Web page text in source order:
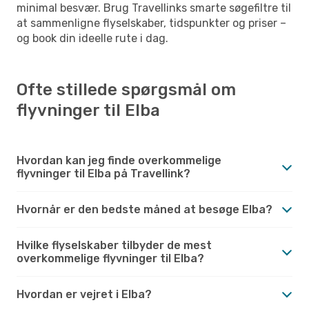
minimal besvær. Brug Travellinks smarte søgefiltre til
at sammenligne flyselskaber, tidspunkter og priser –
og book din ideelle rute i dag.
Ofte stillede spørgsmål om
flyvninger til Elba
Hvordan kan jeg finde overkommelige
flyvninger til Elba på Travellink?
Hvornår er den bedste måned at besøge Elba?
Hvilke flyselskaber tilbyder de mest
overkommelige flyvninger til Elba?
Hvordan er vejret i Elba?